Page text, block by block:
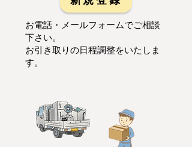
お電話・メールフォームでご相談
下さい。
お引き取りの日程調整をいたしま
す。